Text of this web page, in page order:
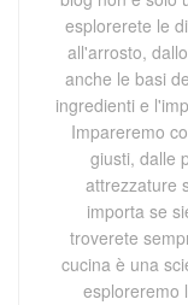
esplorerete le
all'arrosto,
anche le basi
ingredienti e
Impareremo
giusti, dalle
attrezzature
importa se
troverete
cucina è una
esploreremo